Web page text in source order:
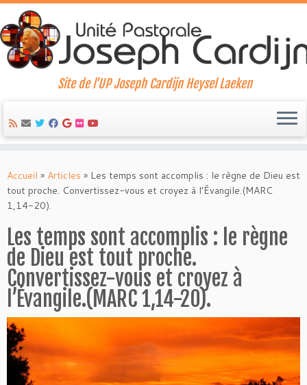
to
content
Site de l'UP Joseph Cardijn Heysel Laeken
Accueil » Articles » Les temps sont accomplis : le règne de Dieu est
tout proche. Convertissez-vous et croyez à l’Évangile.(MARC
1,14-20).
Les temps sont accomplis : le règne
de Dieu est tout proche.
Convertissez-vous et croyez à
l’Évangile.(MARC 1,14-20).